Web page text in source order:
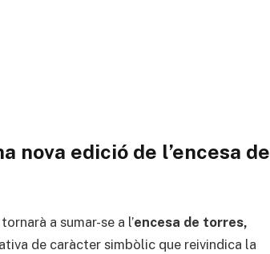
nova edició de l’encesa de
tornarà a sumar-se a l’encesa de torres,
de caràcter simbòlic que reivindica la